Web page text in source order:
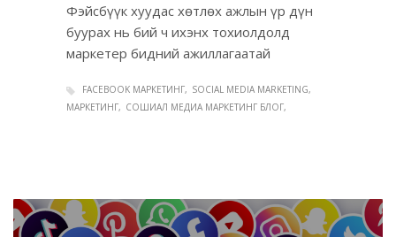
Фэйсбүүк хуудас хөтлөх ажлын үр дүн
буурах нь бий ч ихэнх тохиолдолд
маркетер бидний ажиллагаатай
FACEBOOK МАРКЕТИНГ
SOCIAL MEDIA MARKETING
МАРКЕТИНГ
СОШИАЛ МЕДИА МАРКЕТИНГ БЛОГ